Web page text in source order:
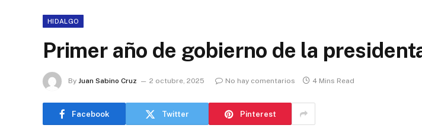
HIDALGO
Primer año de gobierno de la
By Juan Sabino Cruz 2 octubre, 2025 No hay comentarios 4 Mins Read
Facebook Twitter Pinterest